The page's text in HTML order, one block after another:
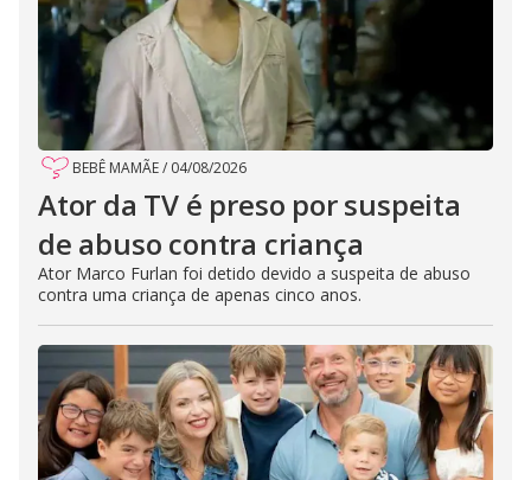
BEBÊ MAMÃE/ 04/08/2026
Ator da TV é preso por suspeita
de abuso contra criança
Ator Marco Furlan foi detido devido a suspeita de abuso
contra uma criança de apenas cinco anos.